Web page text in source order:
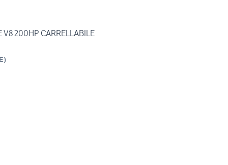
V8 200HP CARRELLABILE
)